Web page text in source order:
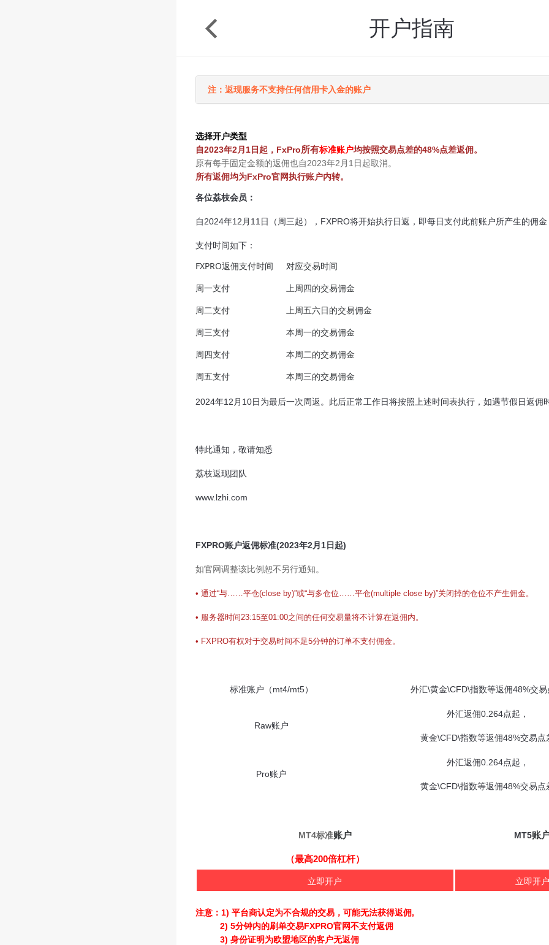
开户指南
注：返现服务不支持任何信用卡入金的账户
选择开户类型
自2023年2月1日起，FxPro所有标准账户均按照交易点差的48%点差返佣。
原有每手固定金额的返佣也自2023年2月1日起取消。
所有返佣均为FxPro官网执行账户内转。
各位荔枝会员：
自2024年12月11日（周三起），FXPRO将开始执行日返，即每日支付此前账户所产生的佣
支付时间如下：
FXPRO返佣支付时间
对应交易时间
周一支付
上周四的交易佣金
周二支付
上周五六日的交易佣金
周三支付
本周一的交易佣金
周四支付
本周二的交易佣金
周五支付
本周三的交易佣金
2024年12月10日为最后一次周返。此后正常工作日将按照上述时间表执行，如遇节假日返佣
特此通知，敬请知悉
荔枝返现团队
www.lzhi.com
FXPRO账户返佣标准(2023年2月1日起)
如官网调整该比例恕不另行通知。
• 通过“与……平仓(close by)”或“与多仓位……平仓(multiple close by)”关闭掉的仓位不产生佣金。
• 服务器时间23:15至01:00之间的任何交易量将不计算在返佣内。
• FXPRO有权对于交易时间不足5分钟的订单不支付佣金。
标准账户（mt4/mt5） 外汇\黄金\CFD\指数等返佣48%交易
Raw账户
外汇返佣0.264点起，
黄金\CFD\指数等返佣48%交易点
Pro账户
外汇返佣0.264点起，
黄金\CFD\指数等返佣48%交易点
MT4标准账户
（最高200倍杠杆）
立即开户
MT5账
立即开户
注意：1) 平台商认定为不合规的交易，可能无法获得返佣,
2) 5分钟内的刷单交易FXPRO官网不支付返佣
3) 身份证明为欧盟地区的客户无返佣